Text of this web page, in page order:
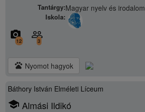
Tantárgy:Magyar nyelv és irodalom
Iskola:
camera_alt
12
people_outline
3
pets Nyomot hagyok
Báthory István Elméleti Líceum
school Almási Ildikó